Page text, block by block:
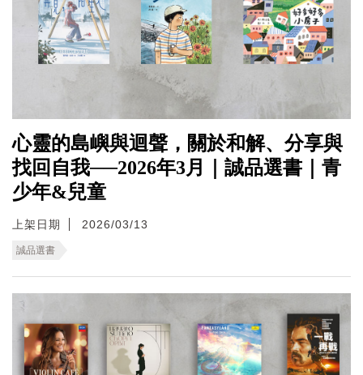
心靈的島嶼與迴聲，關於和解、分享與
找回自我──2026年3月｜誠品選書｜青
少年&兒童
上架日期 2026/03/13
誠品選書